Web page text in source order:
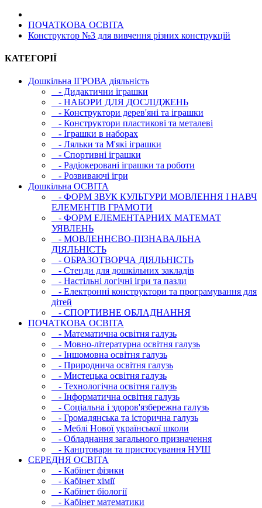
ПОЧАТКОВА ОСВIТА
Конструктор №3 для вивчення різних конструкцій
КАТЕГОРІЇ
Дошкільна ІГРОВА діяльність
- Дидактични іграшки
- НАБОРИ ДЛЯ ДОСЛІДЖЕНЬ
- Конструктори дерев'яні та іграшки
- Конструктори пластикові та металеві
- Іграшки в наборах
- Ляльки та М'які іграшки
- Спортивні іграшки
- Радіокеровані іграшки та роботи
- Розвиваючі ігри
Дошкільна ОСВIТА
- ФОРМ ЗВУК КУЛЬТУРИ МОВЛЕННЯ І НАВЧ
ЕЛЕМЕНТІВ ГРАМОТИ
- ФОРМ ЕЛЕМЕНТАРНИХ МАТЕМАТ
УЯВЛЕНЬ
- МОВЛЕННЄВО-ПІЗНАВАЛЬНА
ДІЯЛЬНІСТЬ
- ОБРАЗОТВОРЧА ДІЯЛЬНІСТЬ
- Стенди для дошкільних закладів
- Настільні логічні ігри та пазли
- Електронні конструктори та програмування для
дітей
- СПОРТИВНЕ ОБЛАДНАННЯ
ПОЧАТКОВА ОСВIТА
- Математична освітня галузь
- Мовно-літературна освітня галузь
- Iншомовна освітня галузь
- Природнича освітня галузь
- Мистецька освітня галузь
- Технологічна освітня галузь
- Інфopматична освітня галузь
- Соціальна і здоров'язбережна галузь
- Громадянська та історична галузь
- Меблі Нової української школи
- Обладнання загального призначення
- Канцтовари та пристосування НУШ
СЕРЕДНЯ ОСВIТА
- Кабінет фізики
- Кабінет хімії
- Кабінет біології
- Кабінет математики